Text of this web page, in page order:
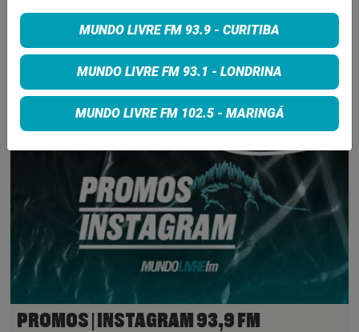
INSCREVA-SE
PROMOS | INSTAGRAM 93,9 FM
MUNDO LIVRE FM 93.9 - CURITIBA
MUNDO LIVRE FM 93.1 - LONDRINA
MUNDO LIVRE FM 102.5 - MARINGÁ